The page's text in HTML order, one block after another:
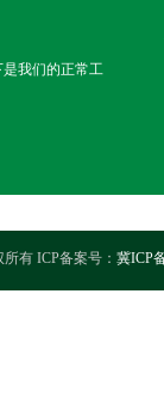
我们的正常工
有 ICP备案号： 冀ICP